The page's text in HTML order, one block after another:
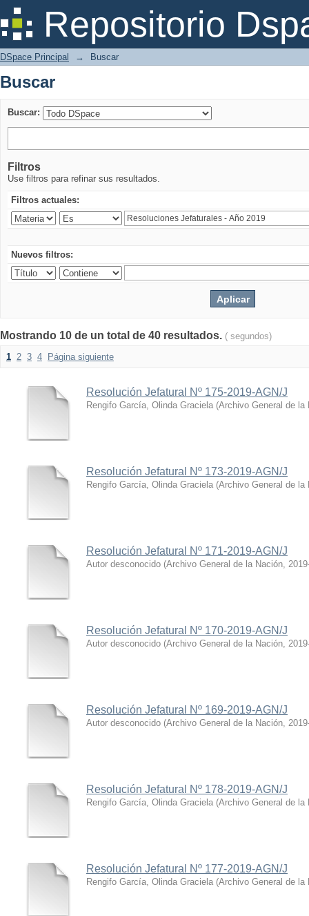
Repositorio
Buscar
DSpace Principal → Buscar
Buscar
Buscar:
Filtros
Use filtros para refinar sus resultados.
Filtros actuales:
Nuevos filtros:
Mostrando 10 de un total de 40 resultados. ( segundos)
1 2 3 4 Página siguiente
Resolución Jefatural Nº 175-2019-AGN/J
Rengifo García, Olinda Graciela (Archivo General de la
Resolución Jefatural Nº 173-2019-AGN/J
Rengifo García, Olinda Graciela (Archivo General de la
Resolución Jefatural Nº 171-2019-AGN/J
Autor desconocido (Archivo General de la Nación,
Resolución Jefatural Nº 170-2019-AGN/J
Autor desconocido (Archivo General de la Nación,
Resolución Jefatural Nº 169-2019-AGN/J
Autor desconocido (Archivo General de la Nación,
Resolución Jefatural Nº 178-2019-AGN/J
Rengifo García, Olinda Graciela (Archivo General de la
Resolución Jefatural Nº 177-2019-AGN/J
Rengifo García, Olinda Graciela (Archivo General de la